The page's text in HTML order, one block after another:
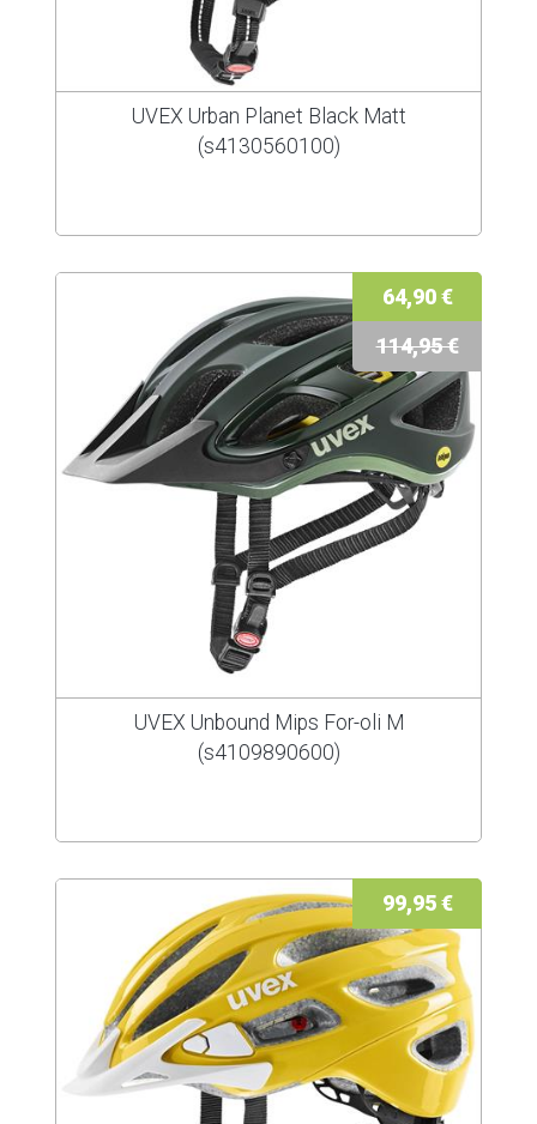
UVEX Urban Planet Black Matt
(s4130560100)
64,90 €
114,95 €
UVEX Unbound Mips For-oli M
(s4109890600)
99,95 €